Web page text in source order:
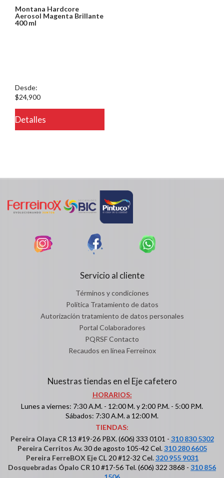
Montana Hardcore
Aerosol Magenta Brillante
400 ml
Desde:
$24,900
Detalles
Servicio al cliente
Términos y condiciones
Política Tratamiento de datos
Autorización tratamiento de datos personales
Portal Colaboradores
PQRSF Contacto
Recaudos en línea Ferreinox
Nuestras tiendas en el Eje cafetero
HORARIOS:
Lunes a viernes: 7:30 A.M. - 12:00 M. y 2:00 P.M. - 5:00 P.M.
Sábados: 7:30 A.M. a 12:00 M.
TIENDAS:
Pereira Olaya CR 13 #19-26 PBX. (606) 333 0101 - 310 830 5302
Pereira Cerritos Av. 30 de agosto 105-42 Cel.310 280 6605
Pereira FerreBOX EjeCL 20 #12-32 Cel.320 955 9031
Dosquebradas Ópalo CR 10 #17-56 Tel. (606) 322 3868 - 310 856